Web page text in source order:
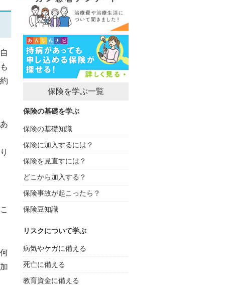
保険を学ぶ一覧
保険の基礎を学ぶ
保険の基礎知識
保険に加入するには？
保険を見直すには？
どこから加入する？
保険事故が起こったら？
保険豆知識
リスクについて学ぶ
病気やケガに備える
死亡に備える
教育資金に備える